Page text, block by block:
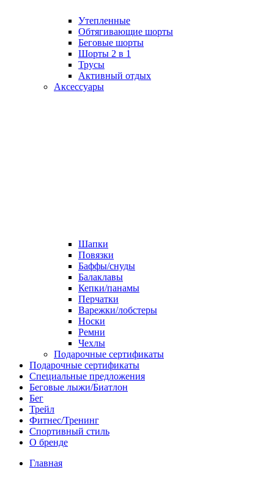
Утепленные
Обтягивающие шорты
Беговые шорты
Шорты 2 в 1
Трусы
Активный отдых
Аксессуары
Шапки
Повязки
Баффы/снуды
Балаклавы
Кепки/панамы
Перчатки
Варежки/лобстеры
Носки
Ремни
Чехлы
Подарочные сертификаты
Подарочные сертификаты
Специальные предложения
Беговые лыжи/Биатлон
Бег
Трейл
Фитнес/Тренинг
Спортивный стиль
О бренде
Главная